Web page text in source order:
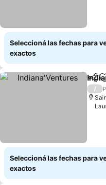
Seleccioná las fechas para
exactos
/
Seleccioná las fechas para
exactos